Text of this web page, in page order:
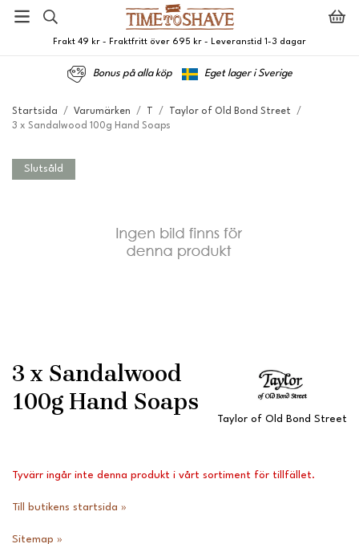
Frakt 49 kr - Fraktfritt över 695 kr - Leveranstid 1-3 dagar
Bonus på alla köp Eget lager i Sverige
Startsida / Varumärken / / Taylor of Old Bond Street
/
3 x Sandalwood 100g Hand Soaps
Slutsåld
3 x Sandalwood
100g Hand Soaps
Taylor of Old Bond Street
Tyvärr ingår inte denna produkt i vårt sortiment för tillfället.
Till butikens startsida »
Sitemap »